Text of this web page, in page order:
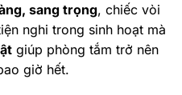
sang trọng, chiếc vòi
nghi trong sinh hoạt mà
giúp phòng tắm trở nên
giờ hết.